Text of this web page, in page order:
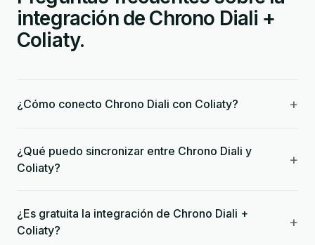
integración de Chrono Diali +
Coliaty.
¿Cómo conecto Chrono Diali con Coliaty? +
¿Qué puedo sincronizar entre Chrono Diali y
Coliaty?
+
¿Es gratuita la integración de Chrono Diali +
Coliaty?
+